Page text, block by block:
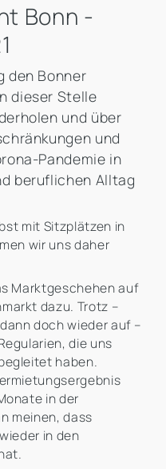
Bonn -
den Bonner
dieser Stelle
und über
und
Pandemie in
beruflichen Alltag
mit Sitzplätzen in
wir uns daher
Marktgeschehen auf
dazu. Trotz –
doch wieder auf –
die uns
haben.
in der
meinen, dass
in den